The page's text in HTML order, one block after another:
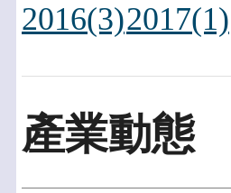
2016(3)2017(1)
產業動態